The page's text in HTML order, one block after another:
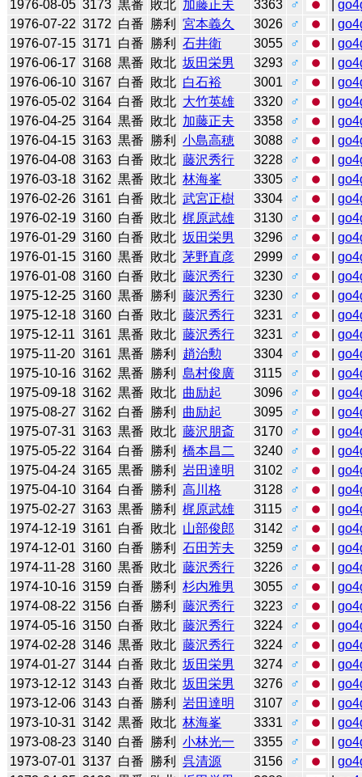
1976-08-05 3173 黒番 敗北 加藤正夫 3363 ♂ |
1976-07-22 3172 白番 勝利 宮本義久 3026 ♂ |
1976-07-15 3171 白番 勝利 石井衛 3055 ♂ |
1976-06-17 3168 黒番 敗北 坂田栄男 3293 ♂ |
1976-06-10 3167 白番 敗北 白石裕 3001 ♂ |
1976-05-02 3164 白番 敗北 大竹英雄 3320 ♂ |
1976-04-25 3164 黒番 敗北 加藤正夫 3358 ♂ |
1976-04-15 3163 黒番 勝利 小島高穂 3088 ♂ |
1976-04-08 3163 白番 敗北 藤沢秀行 3228 ♂ |
1976-03-18 3162 黒番 敗北 林海峯 3305 ♂ |
1976-02-26 3161 白番 敗北 武宮正樹 3304 ♂ |
1976-02-19 3160 白番 敗北 梶原武雄 3130 ♂ |
1976-01-29 3160 白番 敗北 坂田栄男 3296 ♂ |
1976-01-15 3160 黒番 敗北 茅野直彦 2999 ♂ |
1976-01-08 3160 白番 敗北 藤沢秀行 3230 ♂ |
1975-12-25 3160 黒番 勝利 藤沢秀行 3230 ♂ |
1975-12-18 3160 白番 敗北 藤沢秀行 3231 ♂ |
1975-12-11 3161 黒番 敗北 藤沢秀行 3231 ♂ |
1975-11-20 3161 黒番 勝利 趙治勲 3304 ♂ |
1975-10-16 3162 黒番 勝利 島村俊廣 3115 ♂ |
1975-09-18 3162 黒番 敗北 曲励起 3096 ♂ |
1975-08-27 3162 白番 勝利 曲励起 3095 ♂ |
1975-07-31 3163 黒番 敗北 藤沢朋斎 3170 ♂ |
1975-05-22 3164 白番 勝利 橋本昌二 3240 ♂ |
1975-04-24 3165 黒番 勝利 岩田達明 3102 ♂ |
1975-04-10 3164 白番 勝利 高川格 3128 ♂ |
1975-02-27 3163 黒番 勝利 梶原武雄 3115 ♂ |
1974-12-19 3161 白番 敗北 山部俊郎 3142 ♂ |
1974-12-01 3160 白番 勝利 石田芳夫 3259 ♂ |
1974-11-28 3160 黒番 敗北 藤沢秀行 3226 ♂ |
1974-10-16 3159 白番 勝利 杉内雅男 3055 ♂ |
1974-08-22 3156 白番 勝利 藤沢秀行 3223 ♂ |
1974-05-16 3150 白番 敗北 藤沢秀行 3224 ♂ |
1974-02-28 3146 黒番 敗北 藤沢秀行 3224 ♂ |
1974-01-27 3144 白番 敗北 坂田栄男 3274 ♂ |
1973-12-12 3143 白番 敗北 坂田栄男 3276 ♂ |
1973-12-06 3143 白番 勝利 岩田達明 3107 ♂ |
1973-10-31 3142 黒番 敗北 林海峯 3331 ♂ |
1973-08-23 3140 白番 勝利 小林光一 3355 ♂ |
1973-07-01 3137 白番 勝利 呉清源 3156 ♂ |